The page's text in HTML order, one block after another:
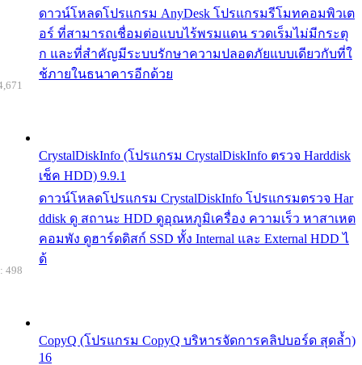
ดาวน์โหลดโปรแกรม AnyDesk โปรแกรมรีโมทคอมพิวเต
อร์ ที่สามารถเชื่อมต่อแบบไร้พรมแดน รวดเร็มไม่มีกระตุ
ก และที่สำคัญมีระบบรักษาความปลอดภัยแบบเดียวกับที่ใ
ช้ภายในธนาคารอีกด้วย
CrystalDiskInfo (โปรแกรม CrystalDiskInfo ตรวจ Harddisk
เช็ค HDD) 9.9.1
ดาวน์โหลดโปรแกรม CrystalDiskInfo โปรแกรมตรวจ Har
ddisk ดู สถานะ HDD ดูอุณหภูมิเครื่อง ความเร็ว หาสาเหต
คอมพัง ดูฮาร์ดดิสก์ SSD ทั้ง Internal และ External HDD ไ
ด้
CopyQ (โปรแกรม CopyQ บริหารจัดการคลิปบอร์ด สุดล้ำ)
16
498